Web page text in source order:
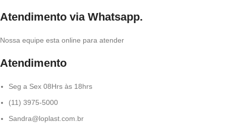
Atendimento via Whatsapp.
Nossa equipe esta online para atender
Atendimento
Seg a Sex 08Hrs às 18hrs
(11) 3975-5000
Sandra@loplast.com.br